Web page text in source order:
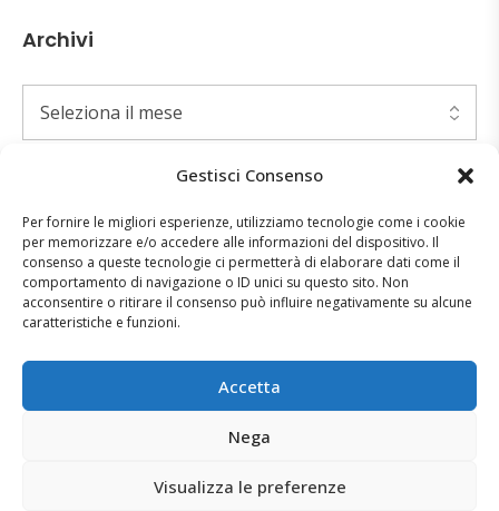
Gestisci Consenso
Per fornire le migliori esperienze, utilizziamo tecnologie come i cookie
per memorizzare e/o accedere alle informazioni del dispositivo. Il
consenso a queste tecnologie ci permetterà di elaborare dati come il
comportamento di navigazione o ID unici su questo sito. Non
acconsentire o ritirare il consenso può influire negativamente su alcune
caratteristiche e funzioni.
Accetta
Nega
Visualizza le preferenze
Archivi
Text Widget
Lorem ipsum dolor sit amet, consectetur adipiscing
elit. Suspendisse et consequat eros, id pretium erat.